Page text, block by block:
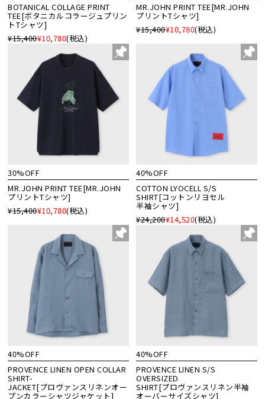
BOTANICAL COLLAGE PRINT
TEE[ボタニカルコラージュプリン
トTシャツ]
¥15,400¥10,780(税込)
MR.JOHN PRINT TEE[MR.JOHN
プリントTシャツ]
¥15,400¥10,780(税込)
30%OFF
MR.JOHN PRINT TEE[MR.JOHN
プリントTシャツ]
¥15,400¥10,780(税込)
40%OFF
COTTON LYOCELL S/S
SHIRT[コットンリヨセル
半袖シャツ]
¥24,200¥14,520(税込)
40%OFF
PROVENCE LINEN OPEN COLLAR
SHIRT-
JACKET[プロヴァンスリネンオー
プンカラーシャツジャケット]
40%OFF
PROVENCE LINEN S/S
OVERSIZED
SHIRT[プロヴァンスリネン半袖
オーバーサイズシャツ]